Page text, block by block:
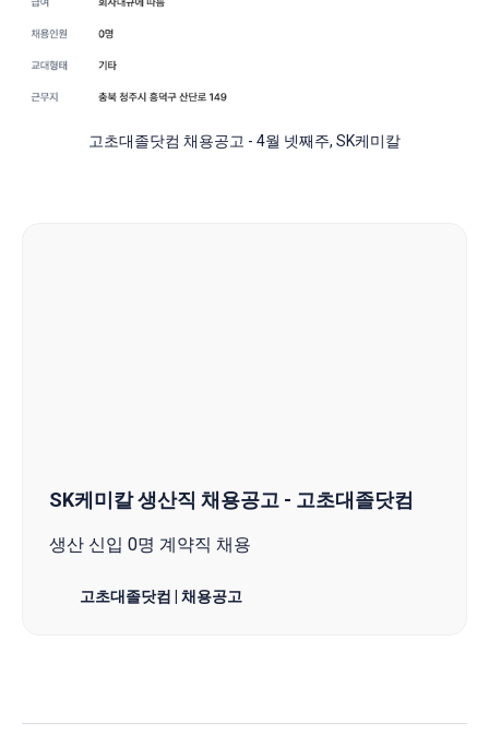
고초대졸닷컴 채용공고 - 4월 넷째주, SK케미칼
SK케미칼 생산직 채용공고 - 고초대졸닷컴
생산 신입 0명 계약직 채용
고초대졸닷컴 | 채용공고